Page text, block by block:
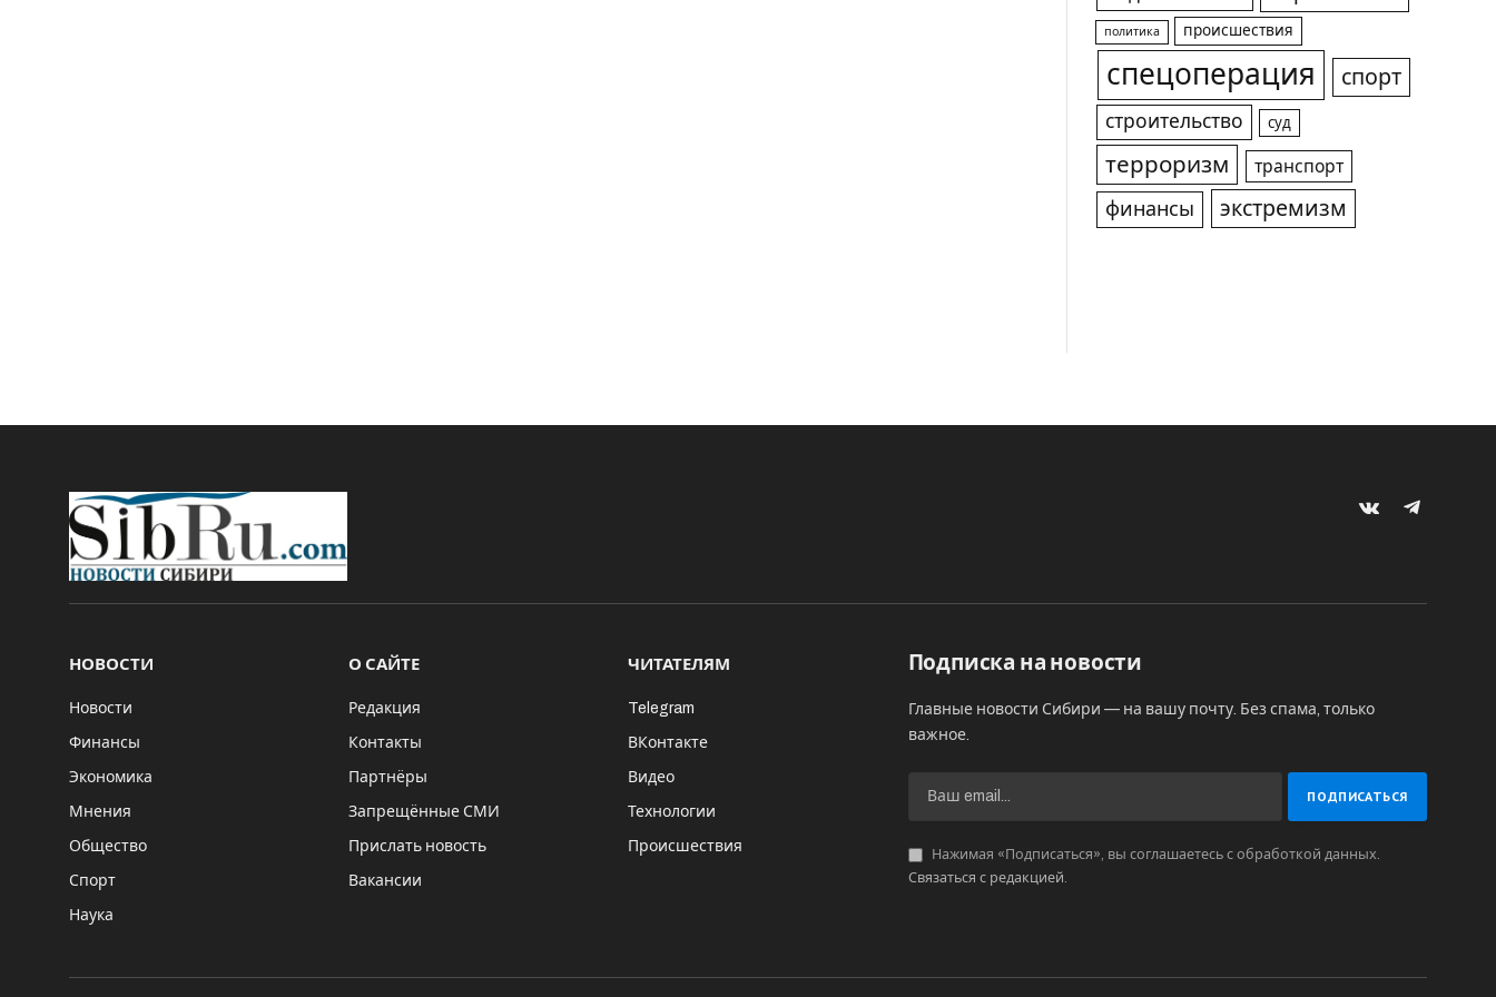
политика происшествия
спецоперация спорт
строительство суд
терроризм транспорт
финансы экстремизм
VKontakteTelegram
НОВОСТИ
Новости
Финансы
Экономика
Мнения
Общество
Спорт
Наука
О САЙТЕ
Редакция
Контакты
Партнёры
Запрещённые СМИ
Прислать новость
Вакансии
ЧИТАТЕЛЯМ
Telegram
ВКонтакте
Видео
Технологии
Происшествия
Подписка на новости
Главные новости Сибири — на вашу почту. Без спама, только
важное.
Нажимая «Подписаться», вы соглашаетесь с обработкой данных.
Связаться с редакцией